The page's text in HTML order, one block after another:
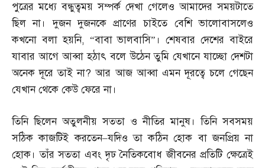
পুত্রের মধ্যে বন্ধুত্বময় সম্পর্ক দেখা গেলেও আমাদের সময়টাতে
ছিল না। দুজন দুজনকে প্রাণের চাইতে বেশি ভালোবাসলেও
কখনো বলা হয়নি, “বাবা ভালবাসি”। শেষবার দেশের বাইরে
যাবার আগে আব্বা হঠাৎ বলে উঠেন তুমি যেখানে যাচ্ছো দেশটা
অনেক দূরে তাই না?আর আজ আব্বা এমন দূরত্বে চলে গেছেন
যেখান থেকে কেউ ফেরে না।
তিনি ছিলেন অতুলনীয় সততা ও নীতির মানুষ। তিনি সবসময়
সঠিক কাজটিই করতেন–যদিও তা কঠিন হোক বা জনপ্রিয় না
হোক। তাঁর সততা এবং দৃঢ নৈতিকবোধ জীবনের প্রতিটি ক্ষেত্রেই